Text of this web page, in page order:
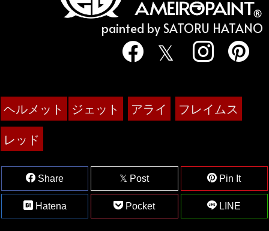
painted by SATORU HATANO
ヘルメット ジェット アライ
フレイムス
レッド
Share Post Pin It
Hatena Pocket LINE